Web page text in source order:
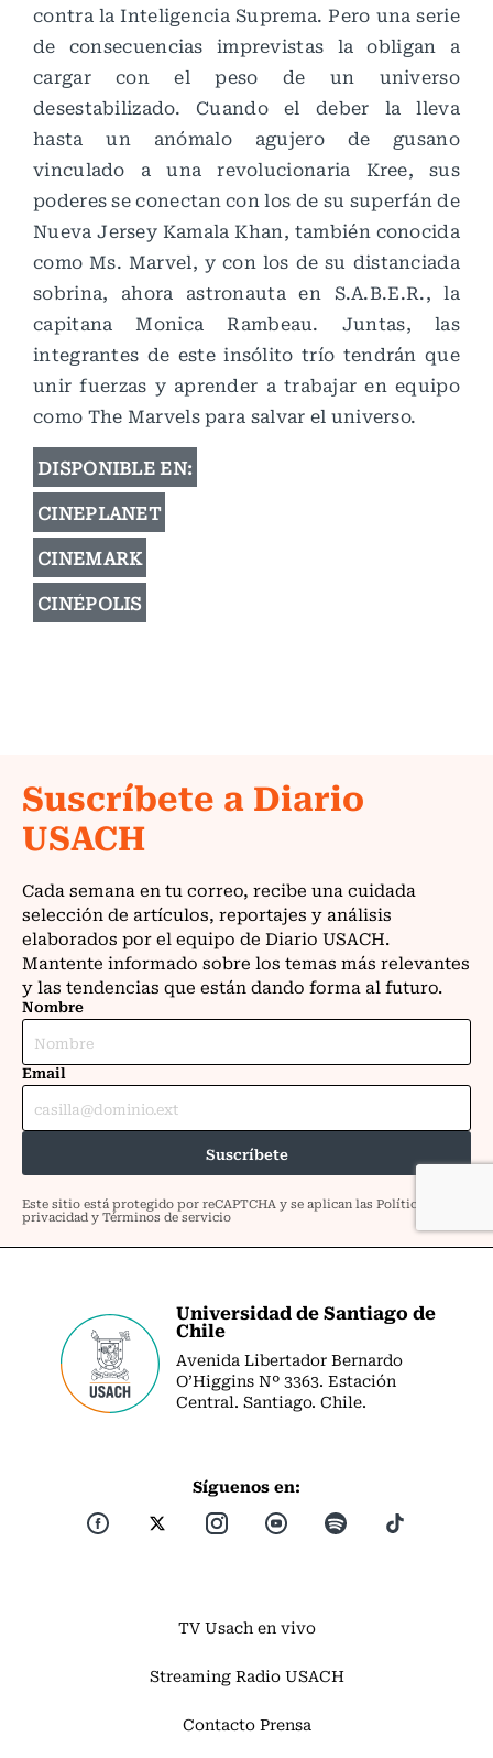
contra la Inteligencia Suprema. Pero una serie
de consecuencias imprevistas la obligan a
cargar con el peso de un universo
desestabilizado. Cuando el deber la lleva
hasta un anómalo agujero de gusano
vinculado a una revolucionaria Kree, sus
poderes se conectan con los de su superfán de
Nueva Jersey Kamala Khan, también conocida
como Ms. Marvel, y con los de su distanciada
sobrina, ahora astronauta en S.A.B.E.R., la
capitana Monica Rambeau. Juntas, las
integrantes de este insólito trío tendrán que
unir fuerzas y aprender a trabajar en equipo
como The Marvels para salvar el universo.
DISPONIBLE EN:
CINEPLANET
CINEMARK
CINÉPOLIS
Universidad de Santiago de
Chile
Avenida Libertador Bernardo
O’Higgins Nº 3363. Estación
Central. Santiago. Chile.
Síguenos en:
TV Usach en vivo
Streaming Radio USACH
Contacto Prensa